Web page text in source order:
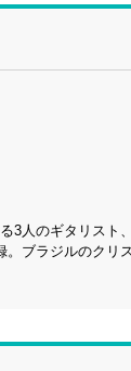
3人のギタリスト
ブラジルのクリ